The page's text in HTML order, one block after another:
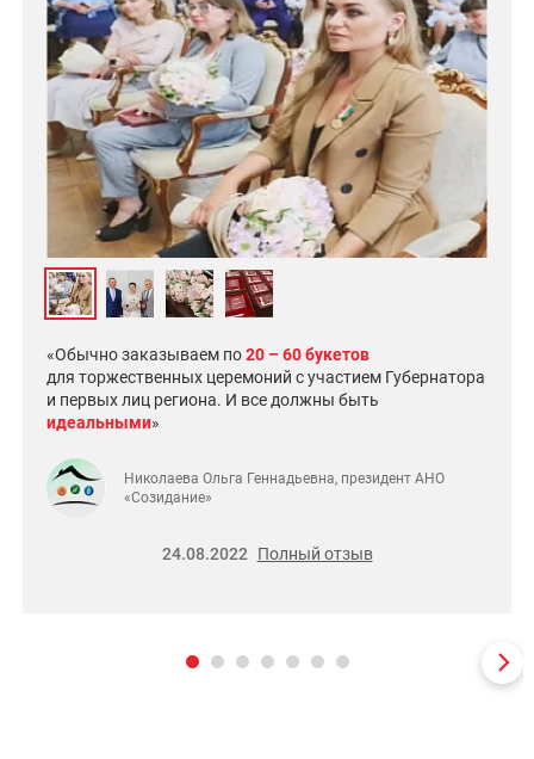
«Обычно заказываем по20 – 60 букетов
для торжественных церемоний с участием Губернатора
и первых лиц региона. И все должны быть
идеальными»
Николаева Ольга Геннадьевна, президент АНО
«Созидание»
24.08.2022 Полный отзыв